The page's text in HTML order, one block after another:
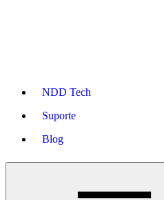
NDD Tech
Suporte
Blog